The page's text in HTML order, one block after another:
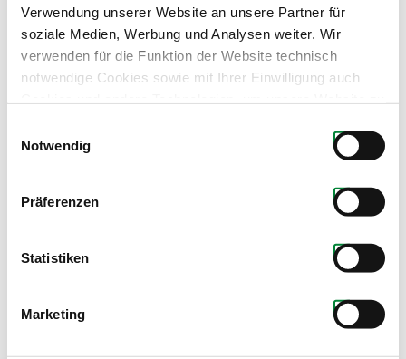
Verwendung unserer Website an unsere Partner für
soziale Medien, Werbung und Analysen weiter. Wir
verwenden für die Funktion der Website technisch
notwendige Cookies sowie mit Ihrer Einwilligung auch
zu personalisieren, Funktionen für soziale Medien
anbieten zu können, externe Inhalte einzubinden und
personalisierte Werbung auf anderen Plattformen zu
zeigen. Dazu teilen wir Informationen zu Ihrer
soziale Medien, Werbung und Analysen. Ihre Einwilligung
zu technisch nicht notwendigen Cookies können Sie
Weiterführende Details zu den auf unserer Website
Notwendig
Präferenzen
Statistiken
Marketing
Produkte dieses Partners